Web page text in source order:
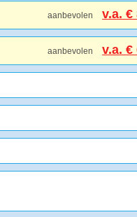
aanbevolen v.a. €
aanbevolen v.a. €